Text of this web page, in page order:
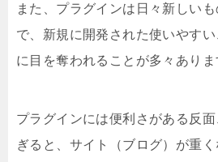
また、プラグインは日々新しい
で、新規に開発された使いやす
に目を奪われることが多々ありま
プラグインには便利さがある反
ぎると、サイト（ブログ）が重